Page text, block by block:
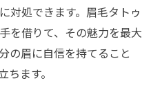
対処できます。眉毛タトゥ
を借りて、その魅力を最大
の眉に自信を持てること
ます。